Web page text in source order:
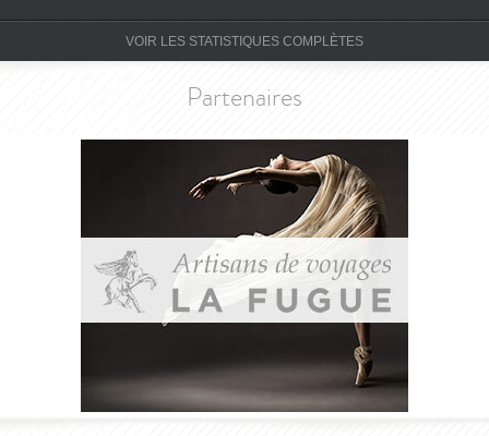
VOIR LES STATISTIQUES COMPLÈTES
Partenaires